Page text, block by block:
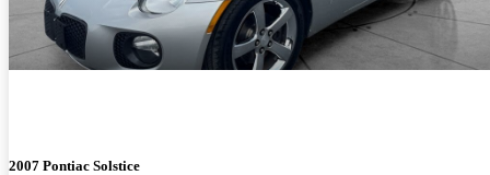
2007 Pontiac Solstice